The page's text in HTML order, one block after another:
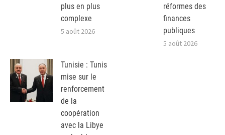
plus en plus
complexe
5 août 2026
réformes des
finances
publiques
5 août 2026
Tunisie : Tunis
mise sur le
renforcement
de la
coopération
avec la Libye